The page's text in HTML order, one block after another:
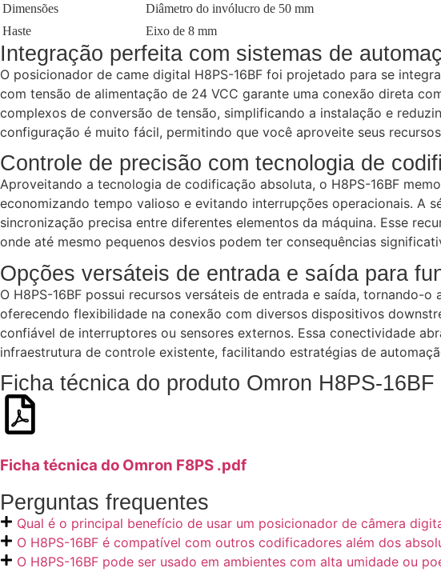
Dimensões
Diâmetro do invólucro de 50 mm
Haste
Eixo de 8 mm
Integração perfeita com sistemas de
O posicionador de came digital H8PS-16BF foi projetado para se
com tensão de alimentação de 24 VCC garante uma conexão direta
complexos de conversão de tensão, simplificando a instalação e
configuração é muito fácil, permitindo que você aproveite seus
Controle de precisão com tecnologia de
Aproveitando a tecnologia de codificação absoluta, o H8PS-16BF
economizando tempo valioso e evitando interrupções operacionais. A
sincronização precisa entre diferentes elementos da máquina. Esse
onde até mesmo pequenos desvios podem ter consequências
Opções versáteis de entrada e saída para
O H8PS-16BF possui recursos versáteis de entrada e saída,
oferecendo flexibilidade na conexão com diversos dispositivos
confiável de interruptores ou sensores externos. Essa conectividade
infraestrutura de controle existente, facilitando estratégias de
Ficha técnica do produto Omron H8PS-16BF
Ficha técnica do Omron F8PS .pdf
Perguntas frequentes
Qual é o principal benefício de usar um posicionador de câmera
O H8PS-16BF é compatível com outros codificadores além dos
O H8PS-16BF pode ser usado em ambientes com alta umidade ou